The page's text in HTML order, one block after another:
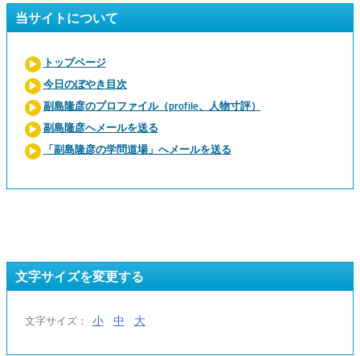
当サイトについて
トップページ
今日のぼやき目次
副島隆彦のプロファイル（profile、人物寸評）
副島隆彦へメールを送る
「副島隆彦の学問道場」へメールを送る
文字サイズを変更する
文字サイズ： 小 中 大